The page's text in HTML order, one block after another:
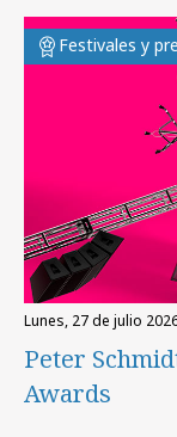
Festivales y
lunes, 27 de julio
Peter
Awards